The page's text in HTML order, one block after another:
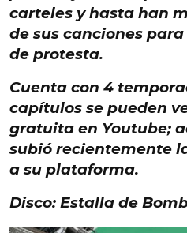
carteles y hasta han
de sus canciones
de protesta.
Cuenta con 4
capítulos se pueden
gratuita en Youtube;
subió recientemente
a su plataforma.
Disco: Estalla de